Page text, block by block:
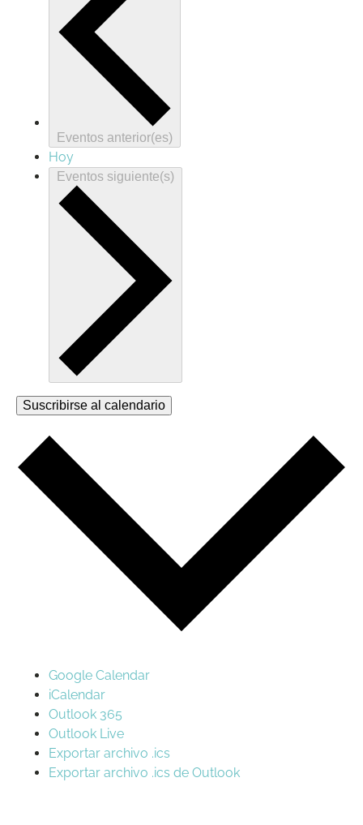
Eventos anterior(es)
Hoy
Eventos siguiente(s)
Suscribirse al calendario
Google Calendar
iCalendar
Outlook 365
Outlook Live
Exportar archivo .ics
Exportar archivo .ics de Outlook